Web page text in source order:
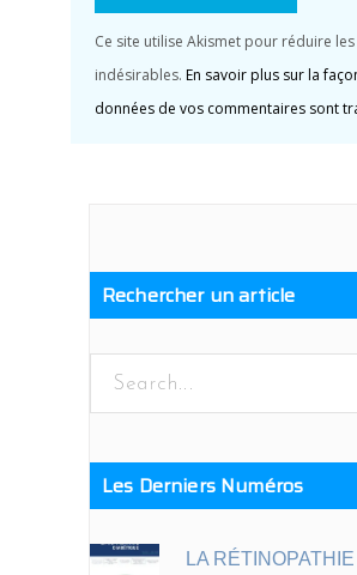
Ce site utilise Akismet pour réduire les
indésirables. En savoir plus sur la
données de vos commentaires sont
Rechercher un article
Search
Les Derniers Numéros
LA RÉTINOPATHIE